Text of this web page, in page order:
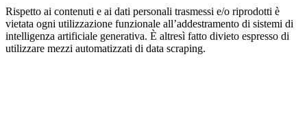
Rispetto ai contenuti e ai dati personali trasmessi e/o riprodotti è
vietata ogni utilizzazione funzionale all’addestramento di sistemi di
intelligenza artificiale generativa. È altresì fatto divieto espresso di
utilizzare mezzi automatizzati di data scraping.